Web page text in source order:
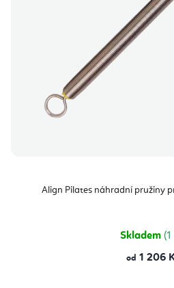
Align Pilates náhradní pružiny
Skladem (1
od 1 206